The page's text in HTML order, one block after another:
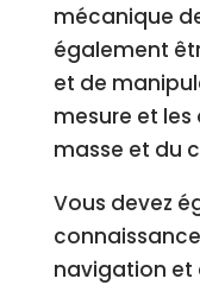
mécanique
également
et de
mesure et
masse et du
Vous devez
navigation et